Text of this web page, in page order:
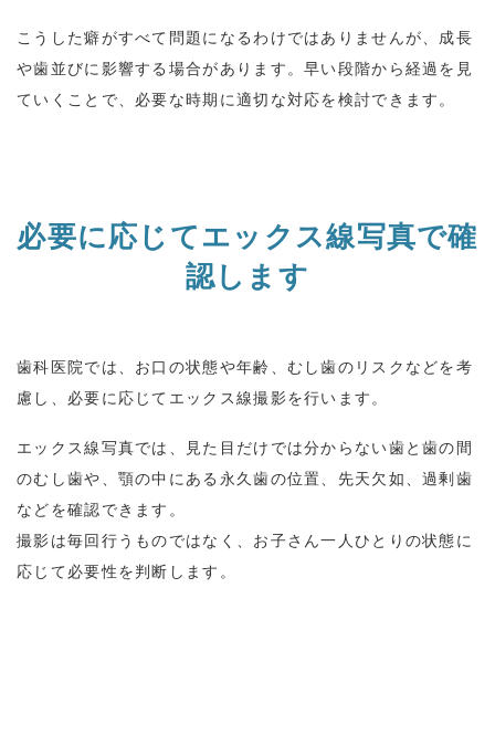
こうした癖がすべて問題になるわけではありませんが、成長
や歯並びに影響する場合があります。早い段階から経過を見
ていくことで、必要な時期に適切な対応を検討できます。
必要に応じてエックス線写真で確
認します
歯科医院では、お口の状態や年齢、むし歯のリスクなどを考
慮し、必要に応じてエックス線撮影を行います。
エックス線写真では、見た目だけでは分からない歯と歯の間
のむし歯や、顎の中にある永久歯の位置、先天欠如、過剰歯
などを確認できます。
撮影は毎回行うものではなく、お子さん一人ひとりの状態に
応じて必要性を判断します。